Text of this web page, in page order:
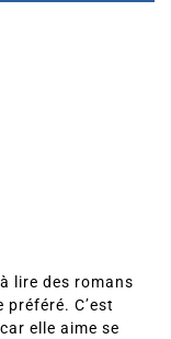
lire des romans
C’est
elle aime se